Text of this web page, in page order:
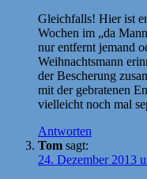
Gleichfalls! Hier ist
Wochen im „da
nur entfernt jemand
Weihnachtsmann
der Bescherung
mit der gebratenen
vielleicht noch mal
Antworten
Tom sagt:
24. Dezember 2013